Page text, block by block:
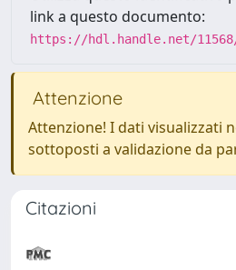
link a questo documento:
https://hdl.handle.net/11568/
Attenzione
Attenzione! I dati visualizzati
sottoposti a validazione da
Citazioni